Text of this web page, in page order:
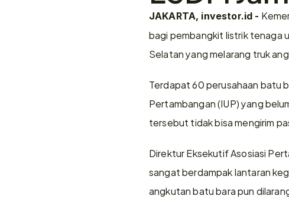
JAKARTA, investor.id -
bagi pembangkit listrik tenaga
Selatan yang melarang truk
Terdapat 60 perusahaan batu
Pertambangan (IUP) yang
tersebut tidak bisa mengirim
Direktur Eksekutif Asosiasi
sangat berdampak lantaran
angkutan batu bara pun